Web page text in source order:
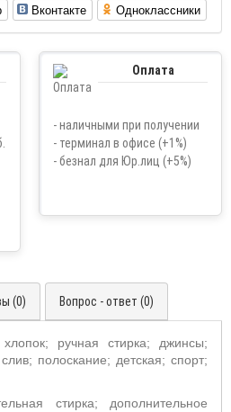
Вконтакте Одноклассники
Оплата
- наличными при получении
- терминал в офисе (+1%)
- безнал для Юр.лиц (+5%)
(0) Вопрос - ответ (0)
; ручная стирка; джинсы;
полоскание; детская; спорт;
стирка; дополнительное